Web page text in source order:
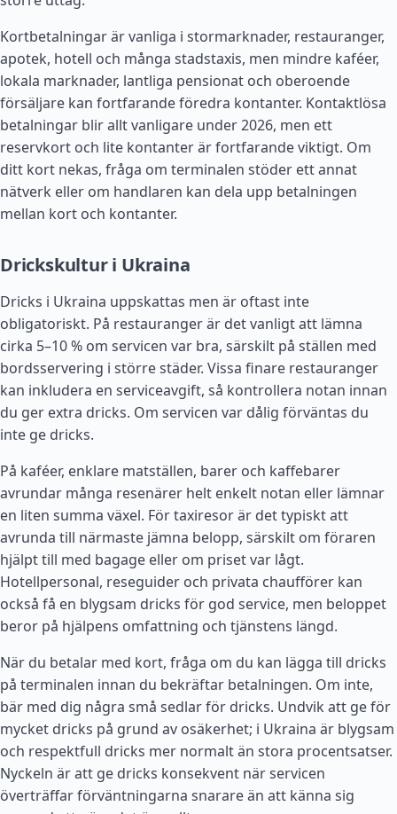
Kortbetalningar är vanliga i stormarknader, restauranger,
apotek, hotell och många stadstaxis, men mindre kaféer,
lokala marknader, lantliga pensionat och oberoende
försäljare kan fortfarande föredra kontanter. Kontaktlösa
betalningar blir allt vanligare under 2026, men ett
reservkort och lite kontanter är fortfarande viktigt. Om
ditt kort nekas, fråga om terminalen stöder ett annat
nätverk eller om handlaren kan dela upp betalningen
mellan kort och kontanter.
Drickskultur i Ukraina
Dricks i Ukraina uppskattas men är oftast inte
obligatoriskt. På restauranger är det vanligt att lämna
cirka 5–10 % om servicen var bra, särskilt på ställen med
bordsservering i större städer. Vissa finare restauranger
kan inkludera en serviceavgift, så kontrollera notan innan
du ger extra dricks. Om servicen var dålig förväntas du
inte ge dricks.
På kaféer, enklare matställen, barer och kaffebarer
avrundar många resenärer helt enkelt notan eller lämnar
en liten summa växel. För taxiresor är det typiskt att
avrunda till närmaste jämna belopp, särskilt om föraren
hjälpt till med bagage eller om priset var lågt.
Hotellpersonal, reseguider och privata chaufförer kan
också få en blygsam dricks för god service, men beloppet
beror på hjälpens omfattning och tjänstens längd.
När du betalar med kort, fråga om du kan lägga till dricks
på terminalen innan du bekräftar betalningen. Om inte,
bär med dig några små sedlar för dricks. Undvik att ge för
mycket dricks på grund av osäkerhet; i Ukraina är blygsam
och respektfull dricks mer normalt än stora procentsatser.
Nyckeln är att ge dricks konsekvent när servicen
överträffar förväntningarna snarare än att känna sig